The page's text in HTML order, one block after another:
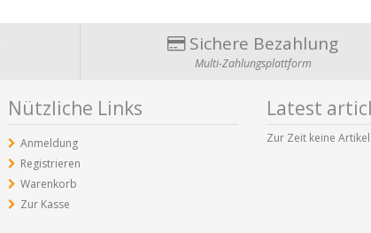
Sichere Bezahlung
Multi-Zahlungsplattform
Nützliche Links
Anmeldung
Registrieren
Warenkorb
Zur Kasse
Latest
Zur Zeit keine Artikel